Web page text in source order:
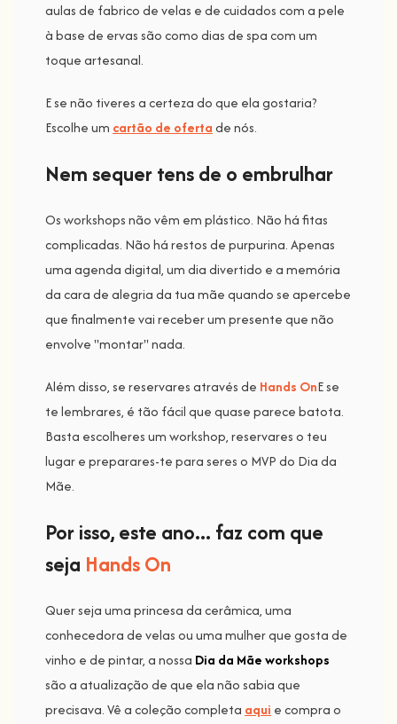
aulas de fabrico de velas e de cuidados com a pele
à base de ervas são como dias de spa com um
toque artesanal.
E se não tiveres a certeza do que ela gostaria?
Escolhe um cartão de ofertade nós.
Nem sequer tens de o embrulhar
Os workshops não vêm em plástico. Não há fitas
complicadas. Não há restos de purpurina. Apenas
uma agenda digital, um dia divertido e a memória
da cara de alegria da tua mãe quando se apercebe
que finalmente vai receber um presente que não
envolve "montar" nada.
Além disso, se reservares através de Hands OnE se
te lembrares, é tão fácil que quase parece batota.
Basta escolheres um workshop, reservares o teu
lugar e preparares-te para seres o MVP do Dia da
Mãe.
Por isso, este ano... faz com que
seja Hands On
Quer seja uma princesa da cerâmica, uma
conhecedora de velas ou uma mulher que gosta de
vinho e de pintar, a nossa Dia da Mãe workshops
são a atualização de que ela não sabia que
precisava. Vê a coleção completa aqui e compra o